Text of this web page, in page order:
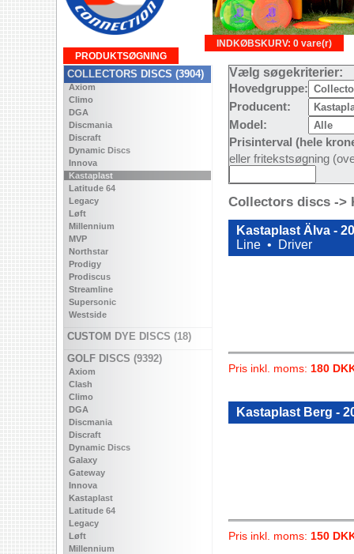
INDKØBSKURV: 0 vare(r)
PRODUKTSØGNING
COLLECTORS DISCS (3904)
Axiom
Climo
DGA
Discmania
Discraft
Dynamic Discs
Innova
Kastaplast
Latitude 64
Legacy
Løft
Millennium
MVP
Northstar
Prodigy
Prodiscus
Streamline
Supersonic
Westside
CUSTOM DYE DISCS (18)
GOLF DISCS (9392)
Axiom
Clash
Climo
DGA
Discmania
Discraft
Dynamic Discs
Galaxy
Gateway
Innova
Kastaplast
Latitude 64
Legacy
Løft
Millennium
Vælg søgekriterier:
Hovedgruppe:
Producent:
Model:
Prisinterval (hele
eller fritekstsøgning
Collectors discs ->
Kastaplast Älva -
Line •
Driver
Pris inkl. moms: 180
Kastaplast Berg -
Pris inkl. moms: 150